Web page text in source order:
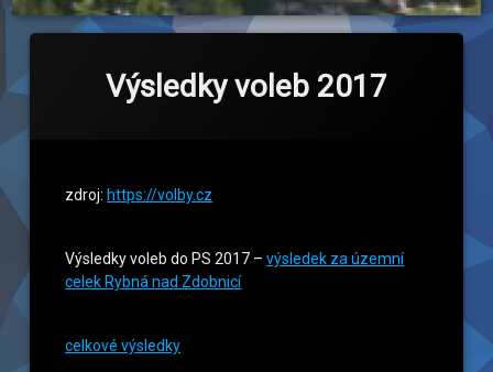
Výsledky voleb 2017
zdroj:https://volby.cz
Výsledky voleb do PS 2017 –výsledek za územní
celek Rybná nad Zdobnicí
celkové výsledky